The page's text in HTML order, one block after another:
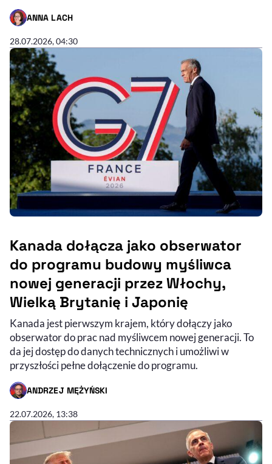
ANNA LACH
- AUTOR ARTYKUŁU - PROFIL
28.07.2026, 04:30
Kanada dołącza jako obserwator
do programu budowy myśliwca
nowej generacji przez Włochy,
Wielką Brytanię i Japonię
Kanada jest pierwszym krajem, który dołączy jako
obserwator do prac nad myśliwcem nowej generacji. To
da jej dostęp do danych technicznych i umożliwi w
przyszłości pełne dołączenie do programu.
ANDRZEJ MĘŻYŃSKI
- AUTOR ARTYKUŁU - PROFIL
22.07.2026, 13:38